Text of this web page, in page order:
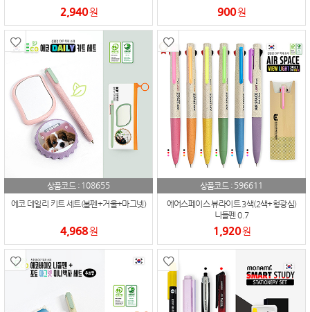
2,940원 900원
상품코드 : 108655
에코 데일리 키트 세트(볼펜+거울+마그넷)
4,968원
상품코드 : 596611
에어스페이스 뷰라이트 3색(2색+형광심)
니들펜 0.7
1,920원